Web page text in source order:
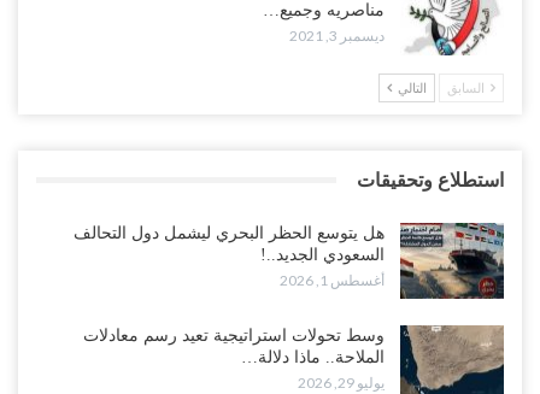
مناصريه وجميع…
ديسمبر 3, 2021
السابق التالي
استطلاع وتحقيقات
هل يتوسع الحظر البحري ليشمل دول التحالف
السعودي الجديد..!
أغسطس 1, 2026
وسط تحولات استراتيجية تعيد رسم معادلات
الملاحة.. ماذا دلالة…
يوليو 29, 2026